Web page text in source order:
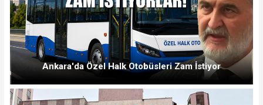
Ankara'da Özel Halk Otobüsleri Zam İstiyor